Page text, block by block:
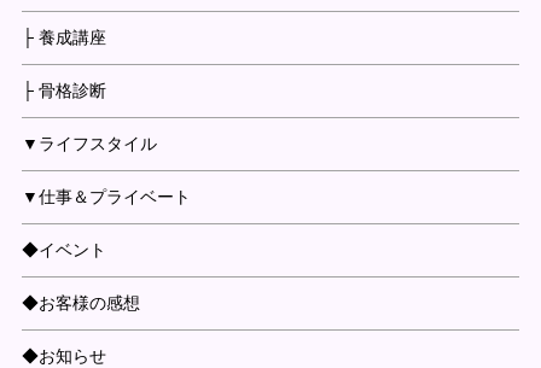
├ 養成講座
├ 骨格診断
▼ライフスタイル
▼仕事＆プライベート
◆イベント
◆お客様の感想
◆お知らせ